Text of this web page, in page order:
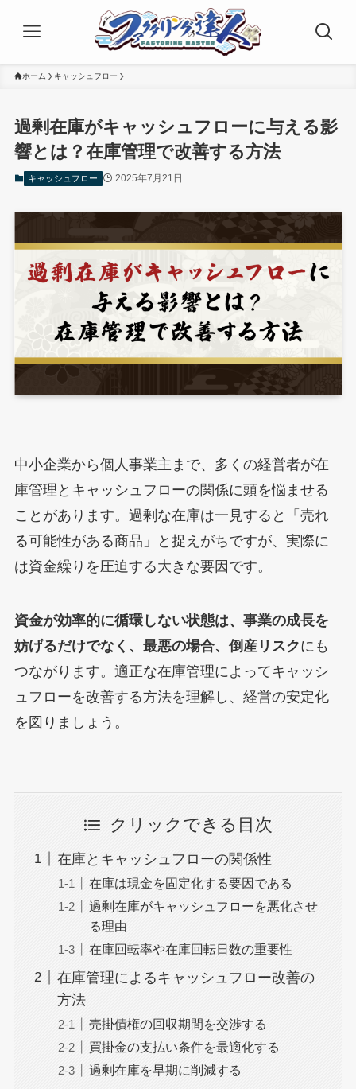
ホーム キャッシュフロー
過剰在庫がキャッシュフローに与える影
響とは？在庫管理で改善する方法
キャッシュフロー 2025年7月21日
中小企業から個人事業主まで、多くの経営者が在
庫管理とキャッシュフローの関係に頭を悩ませる
ことがあります。過剰な在庫は一見すると「売れ
る可能性がある商品」と捉えがちですが、実際に
は資金繰りを圧迫する大きな要因です。
資金が効率的に循環しない状態は、事業の成長を
妨げるだけでなく、最悪の場合、倒産リスクにも
つながります。適正な在庫管理によってキャッシ
ュフローを改善する方法を理解し、経営の安定化
を図りましょう。
クリックできる目次
在庫とキャッシュフローの関係性
在庫は現金を固定化する要因である
過剰在庫がキャッシュフローを悪化させ
る理由
在庫回転率や在庫回転日数の重要性
在庫管理によるキャッシュフロー改善の
方法
売掛債権の回収期間を交渉する
買掛金の支払い条件を最適化する
過剰在庫を早期に削減する